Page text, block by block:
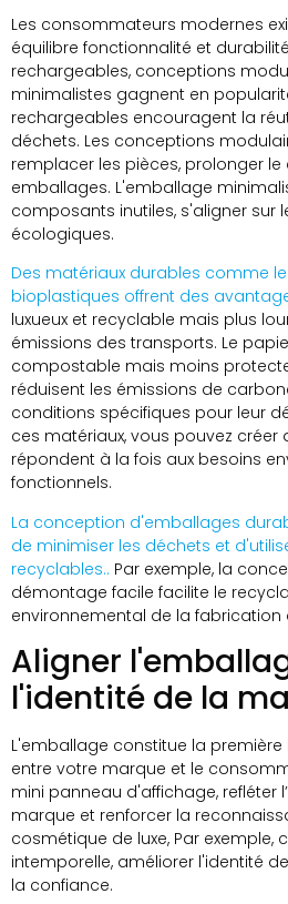
Les consommateurs modernes
équilibre fonctionnalité et
rechargeables, conceptions
minimalistes gagnent en
rechargeables encouragent la
déchets. Les conceptions
remplacer les pièces, prolonger le
emballages. L'emballage
composants inutiles, s'aligner sur
écologiques.
Des matériaux durables comme
bioplastiques offrent des
luxueux et recyclable mais plus
émissions des transports. Le
compostable mais moins
réduisent les émissions de
conditions spécifiques pour leur
ces matériaux, vous pouvez
répondent à la fois aux besoins
fonctionnels.
La conception d'emballages
de minimiser les déchets et
recyclables.. Par exemple, la
démontage facile facilite le
environnemental de la fabrication
Aligner
l'identité de la
L'emballage constitue la
entre votre marque et le
mini panneau d'affichage, refléter
marque et renforcer la
cosmétique de luxe, Par exemple,
intemporelle, améliorer l'identité
la confiance.